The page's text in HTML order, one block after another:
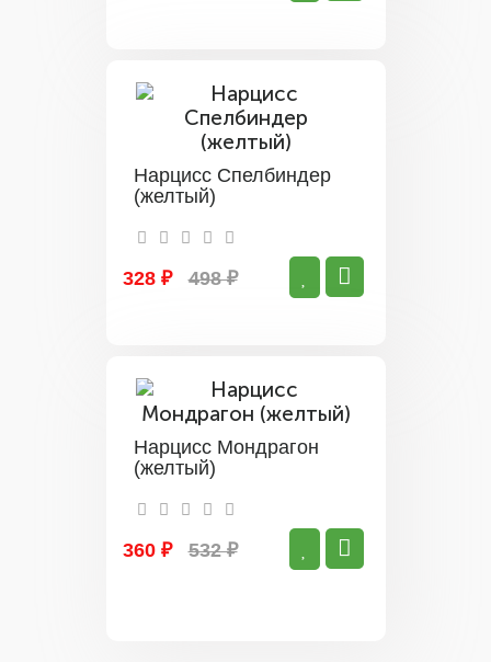
Нарцисс Спелбиндер
(желтый)
328 ₽ 498 ₽
Нарцисс Мондрагон
(желтый)
360 ₽ 532 ₽